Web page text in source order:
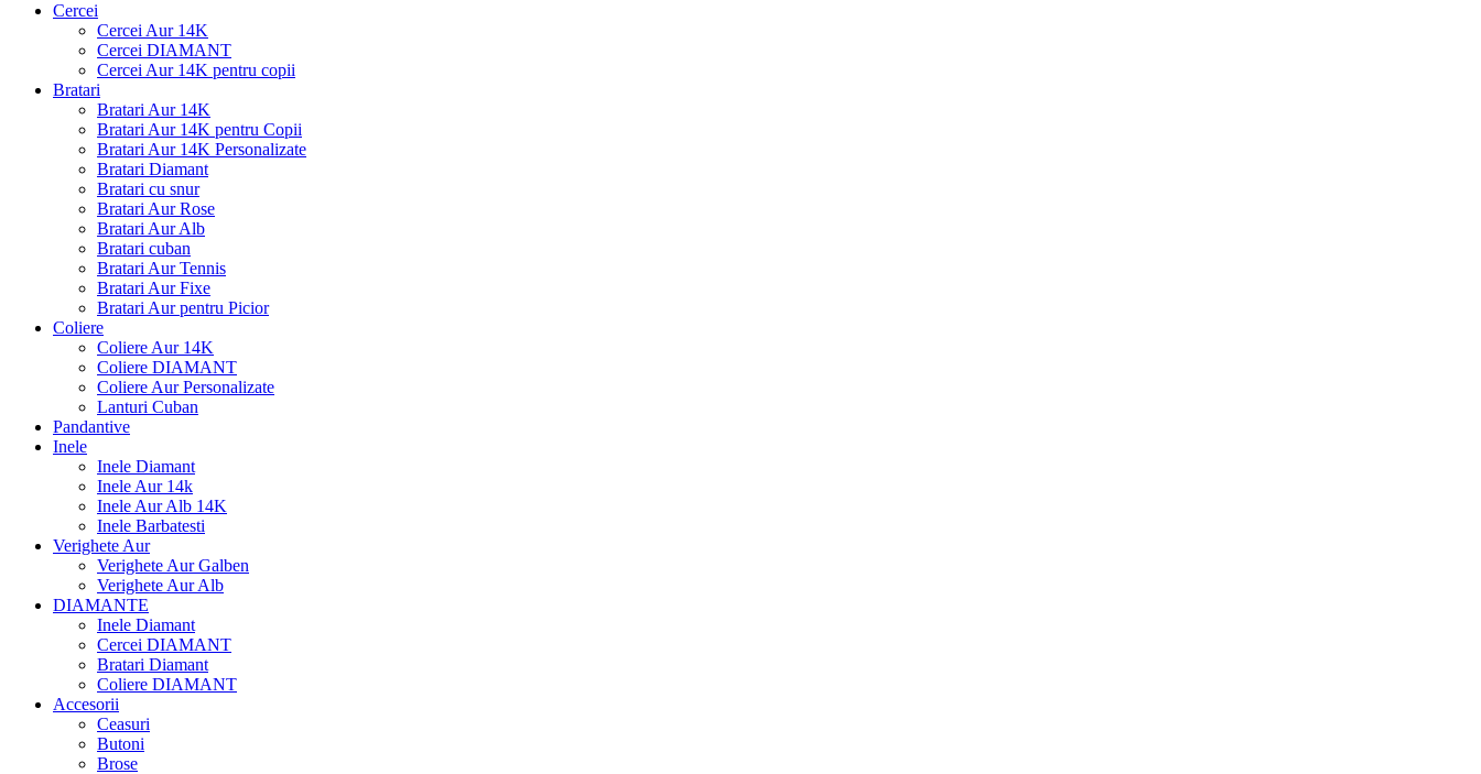
Cercei
Cercei Aur 14K
Cercei DIAMANT
Cercei Aur 14K pentru copii
Bratari
Bratari Aur 14K
Bratari Aur 14K pentru Copii
Bratari Aur 14K Personalizate
Bratari Diamant
Bratari cu snur
Bratari Aur Rose
Bratari Aur Alb
Bratari cuban
Bratari Aur Tennis
Bratari Aur Fixe
Bratari Aur pentru Picior
Coliere
Coliere Aur 14K
Coliere DIAMANT
Coliere Aur Personalizate
Lanturi Cuban
Pandantive
Inele
Inele Diamant
Inele Aur 14k
Inele Aur Alb 14K
Inele Barbatesti
Verighete Aur
Verighete Aur Galben
Verighete Aur Alb
DIAMANTE
Inele Diamant
Cercei DIAMANT
Bratari Diamant
Coliere DIAMANT
Accesorii
Ceasuri
Butoni
Brose